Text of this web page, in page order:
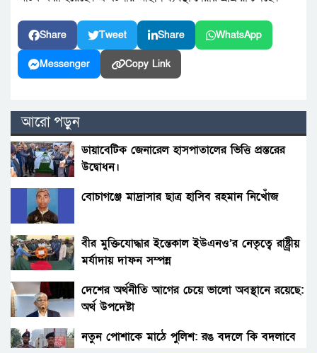
Share Tweet Share WhatsApp
Messenger Copy Link
আরো পড়ুন
ডায়াবেটিক জেনারেল হাসপাতালের ভিত্তি প্রস্তরের
উদ্বোধন।
বোচাগঞ্জে মাদ্রাসার ছাত্র হাসিব রহমান নিখোঁজ
বীর মুক্তিযোদ্ধার ইন্তেকাল ইউএনও’র নেতৃত্বে রাষ্ট্র্রীয়
মর্যাদায় দাফন সম্পন্ন
দেশের অর্থনীতি আগের চেয়ে ভালো অবস্থানে রয়েছে:
অর্থ উপদেষ্টা
নতুন পোশাকে মাঠে পুলিশ: রঙ বদলে কি বদলাবে